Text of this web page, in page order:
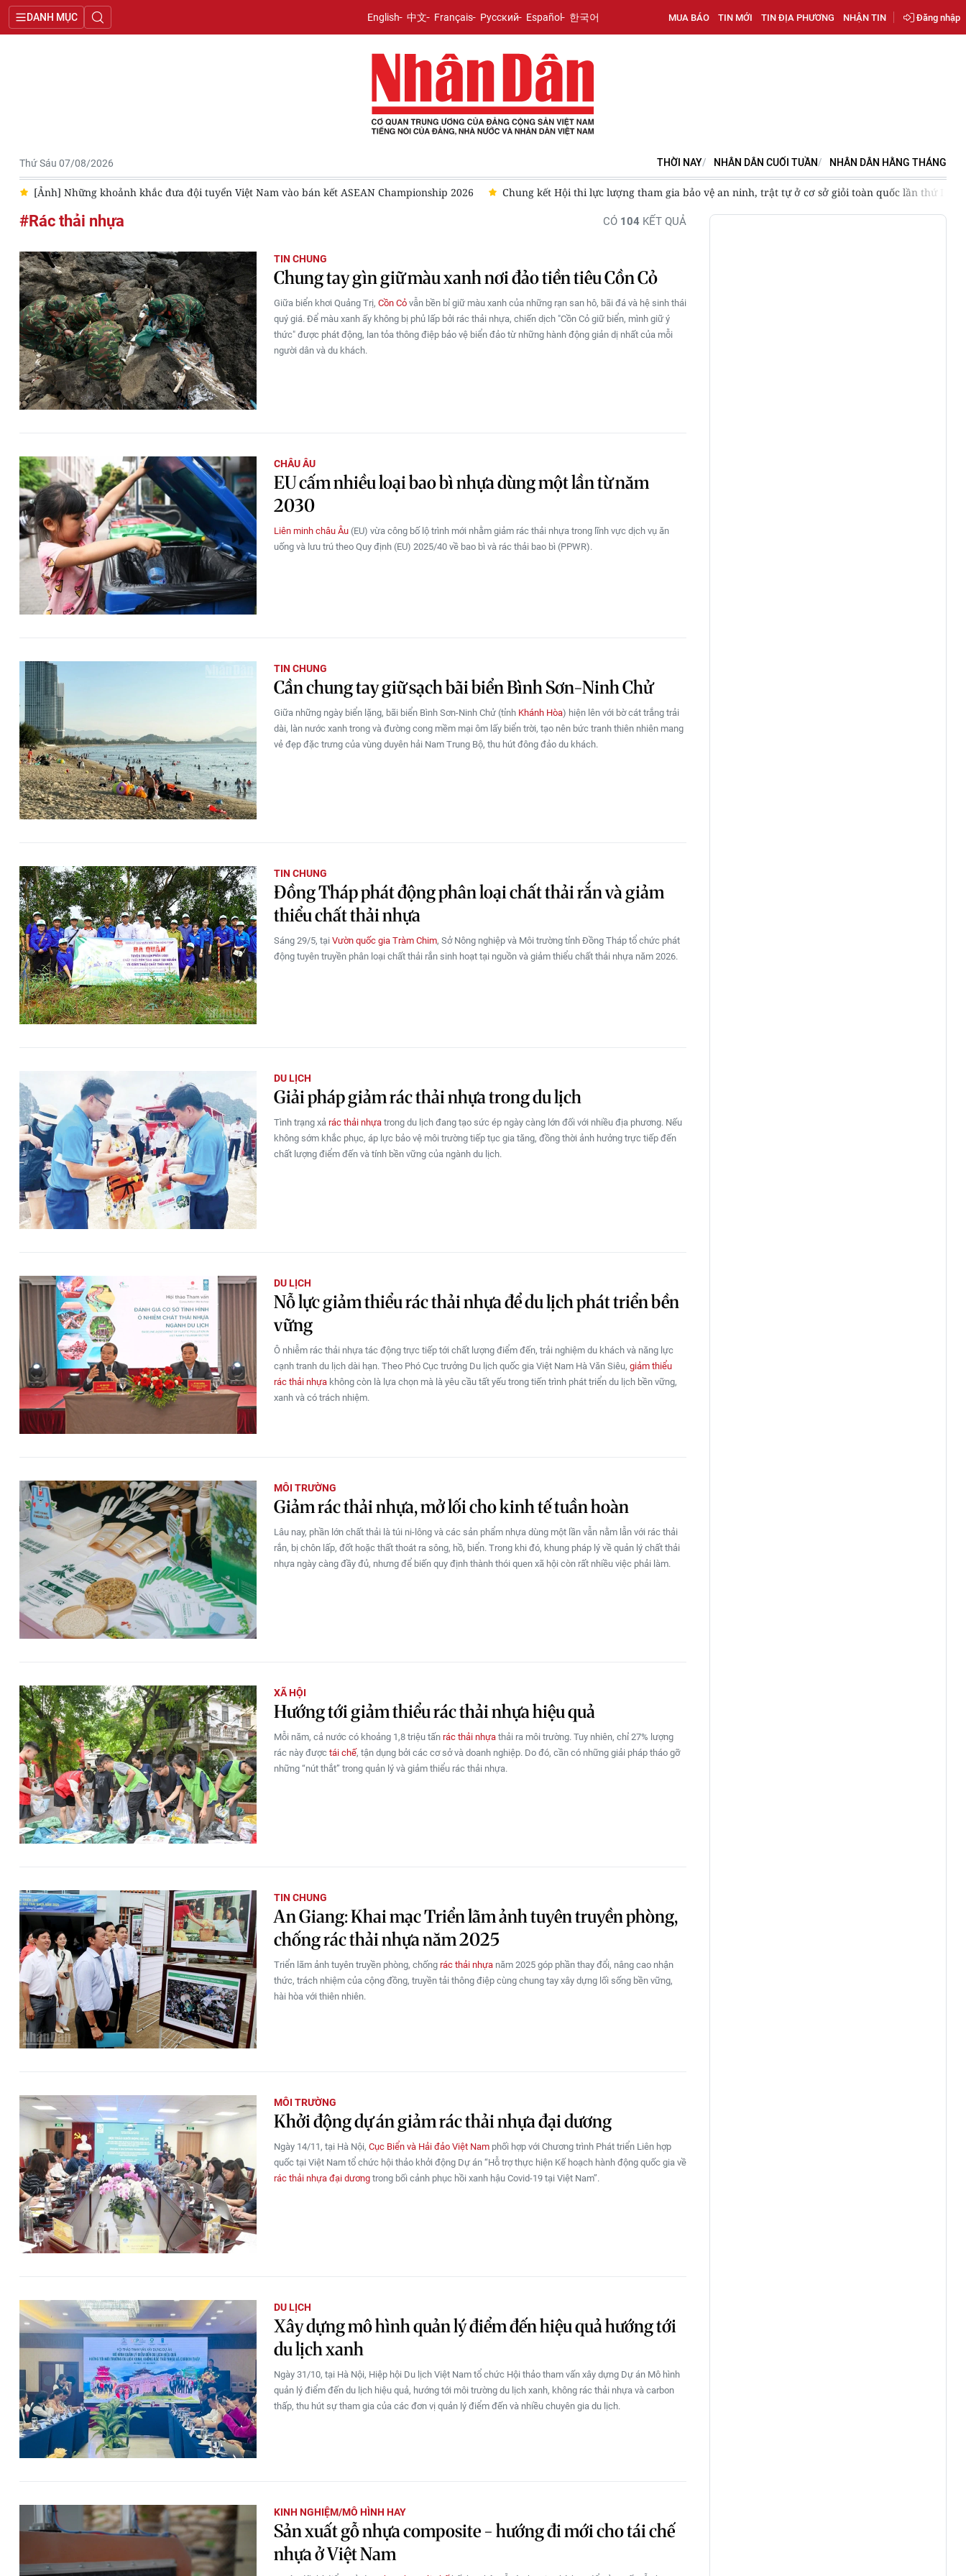
DANH MỤC English 中文 Français Русский Español 한국어 MUA BÁO TIN MỚI TIN ĐỊA PHƯƠNG NHẬN TIN Đăng nhập
Thứ Sáu 07/08/2026 THỜI NAY NHÂN DÂN CUỐI TUẦN NHÂN DÂN HẰNG THÁNG
[Ảnh] Những khoảnh khắc đưa đội tuyển Việt Nam vào bán kết ASEAN Championship 2026 Chung kết Hội thi lực lượng tham gia bảo vệ an ninh, trật tự ở cơ sở giỏi toàn quốc lần thứ I
#Rác thải nhựa CÓ 104 KẾT QUẢ
TIN CHUNG
Chung tay gìn giữ màu xanh nơi đảo tiền tiêu Cồn Cỏ
Giữa biển khơi Quảng Trị, Cồn Cỏ vẫn bền bỉ giữ màu xanh của những rạn san hô, bãi đá và hệ sinh thái
quý giá. Để màu xanh ấy không bị phủ lấp bởi rác thải nhựa, chiến dịch "Cồn Cỏ giữ biển, mình giữ ý
thức" được phát động, lan tỏa thông điệp bảo vệ biển đảo từ những hành động giản dị nhất của mỗi
người dân và du khách.
CHÂU ÂU
EU cấm nhiều loại bao bì nhựa dùng một lần từ năm
2030
Liên minh châu Âu (EU) vừa công bố lộ trình mới nhằm giảm rác thải nhựa trong lĩnh vực dịch vụ ăn
uống và lưu trú theo Quy định (EU) 2025/40 về bao bì và rác thải bao bì (PPWR).
TIN CHUNG
Cần chung tay giữ sạch bãi biển Bình Sơn-Ninh Chử
Giữa những ngày biển lặng, bãi biển Bình Sơn-Ninh Chử (tỉnh Khánh Hòa) hiện lên với bờ cát trắng trải
dài, làn nước xanh trong và đường cong mềm mại ôm lấy biển trời, tạo nên bức tranh thiên nhiên mang
vẻ đẹp đặc trưng của vùng duyên hải Nam Trung Bộ, thu hút đông đảo du khách.
TIN CHUNG
Đồng Tháp phát động phân loại chất thải rắn và giảm
thiểu chất thải nhựa
Sáng 29/5, tại Vườn quốc gia Tràm Chim, Sở Nông nghiệp và Môi trường tỉnh Đồng Tháp tổ chức phát
động tuyên truyền phân loại chất thải rắn sinh hoạt tại nguồn và giảm thiểu chất thải nhựa năm 2026.
DU LỊCH
Giải pháp giảm rác thải nhựa trong du lịch
Tình trạng xả rác thải nhựa trong du lịch đang tạo sức ép ngày càng lớn đối với nhiều địa phương. Nếu
không sớm khắc phục, áp lực bảo vệ môi trường tiếp tục gia tăng, đồng thời ảnh hưởng trực tiếp đến
chất lượng điểm đến và tính bền vững của ngành du lịch.
DU LỊCH
Nỗ lực giảm thiểu rác thải nhựa để du lịch phát triển bền
vững
Ô nhiễm rác thải nhựa tác động trực tiếp tới chất lượng điểm đến, trải nghiệm du khách và năng lực
cạnh tranh du lịch dài hạn. Theo Phó Cục trưởng Du lịch quốc gia Việt Nam Hà Văn Siêu, giảm thiểu
rác thải nhựa không còn là lựa chọn mà là yêu cầu tất yếu trong tiến trình phát triển du lịch bền vững,
xanh và có trách nhiệm.
MÔI TRƯỜNG
Giảm rác thải nhựa, mở lối cho kinh tế tuần hoàn
Lâu nay, phần lớn chất thải là túi ni-lông và các sản phẩm nhựa dùng một lần vẫn nằm lẫn với rác thải
rắn, bị chôn lấp, đốt hoặc thất thoát ra sông, hồ, biển. Trong khi đó, khung pháp lý về quản lý chất thải
nhựa ngày càng đầy đủ, nhưng để biến quy định thành thói quen xã hội còn rất nhiều việc phải làm.
XÃ HỘI
Hướng tới giảm thiểu rác thải nhựa hiệu quả
Mỗi năm, cả nước có khoảng 1,8 triệu tấn rác thải nhựa thải ra môi trường. Tuy nhiên, chỉ 27% lượng
rác này được tái chế, tận dụng bởi các cơ sở và doanh nghiệp. Do đó, cần có những giải pháp tháo gỡ
những “nút thắt” trong quản lý và giảm thiểu rác thải nhựa.
TIN CHUNG
An Giang: Khai mạc Triển lãm ảnh tuyên truyền phòng,
chống rác thải nhựa năm 2025
Triển lãm ảnh tuyên truyền phòng, chống rác thải nhựa năm 2025 góp phần thay đổi, nâng cao nhận
thức, trách nhiệm của cộng đồng, truyền tải thông điệp cùng chung tay xây dựng lối sống bền vững,
hài hòa với thiên nhiên.
MÔI TRƯỜNG
Khởi động dự án giảm rác thải nhựa đại dương
Ngày 14/11, tại Hà Nội, Cục Biển và Hải đảo Việt Nam phối hợp với Chương trình Phát triển Liên hợp
quốc tại Việt Nam tổ chức hội thảo khởi động Dự án “Hỗ trợ thực hiện Kế hoạch hành động quốc gia về
rác thải nhựa đại dương trong bối cảnh phục hồi xanh hậu Covid-19 tại Việt Nam”.
DU LỊCH
Xây dựng mô hình quản lý điểm đến hiệu quả hướng tới
du lịch xanh
Ngày 31/10, tại Hà Nội, Hiệp hội Du lịch Việt Nam tổ chức Hội thảo tham vấn xây dựng Dự án Mô hình
quản lý điểm đến du lịch hiệu quả, hướng tới môi trường du lịch xanh, không rác thải nhựa và carbon
thấp, thu hút sự tham gia của các đơn vị quản lý điểm đến và nhiều chuyên gia du lịch.
KINH NGHIỆM/MÔ HÌNH HAY
Sản xuất gỗ nhựa composite - hướng đi mới cho tái chế
nhựa ở Việt Nam